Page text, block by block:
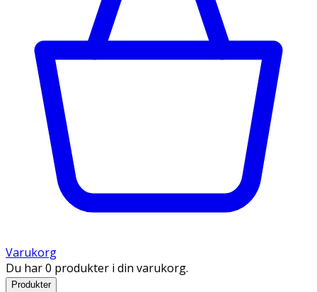
Varukorg
Du har 0 produkter i din varukorg.
Produkter